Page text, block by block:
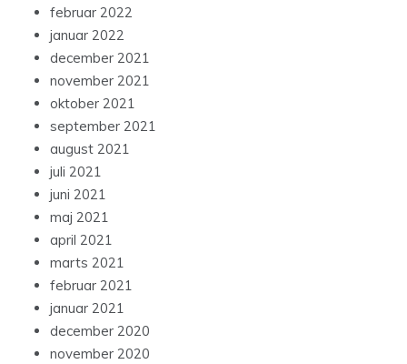
februar 2022
januar 2022
december 2021
november 2021
oktober 2021
september 2021
august 2021
juli 2021
juni 2021
maj 2021
april 2021
marts 2021
februar 2021
januar 2021
december 2020
november 2020